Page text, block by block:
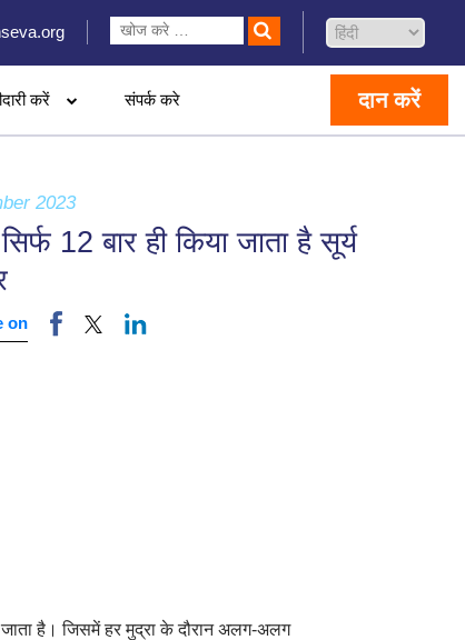
करें संपर्क करे दान करें
2023
12 बार ही किया जाता है सूर्य
on
जाता है। जिसमें हर मुद्रा के दौरान अलग-अलग